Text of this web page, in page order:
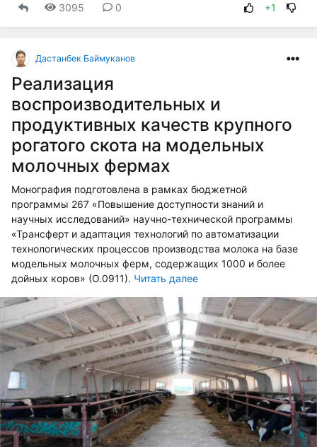
3095 0 +1
Дастанбек Баймуканов
Реализация
воспроизводительных и
продуктивных качеств крупного
рогатого скота на модельных
молочных фермах
Монография подготовлена в рамках бюджетной
программы 267 «Повышение доступности знаний и
научных исследований» научно-технической программы
«Трансферт и адаптация технологий по автоматизации
технологических процессов производства молока на базе
модельных молочных ферм, содержащих 1000 и более
дойных коров» (О.0911). Читать далее